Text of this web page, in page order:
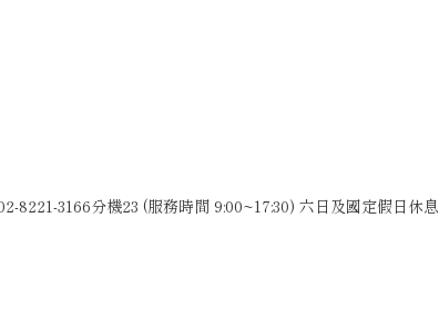
8221-3166分機23 (服務時間 9:00~17:30) 六日及國定假日休息